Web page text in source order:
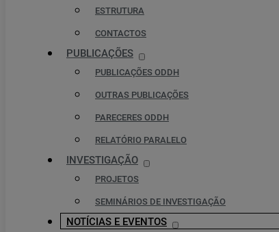
ESTRUTURA
CONTACTOS
PUBLICAÇÕES
PUBLICAÇÕES ODDH
OUTRAS PUBLICAÇÕES
PARECERES ODDH
RELATÓRIO PARALELO
INVESTIGAÇÃO
PROJETOS
SEMINÁRIOS DE INVESTIGAÇÃO
NOTÍCIAS E EVENTOS